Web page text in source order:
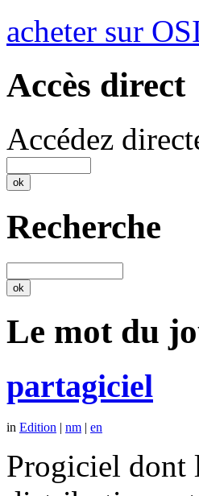
acheter sur
Accès direct
Accédez
Recherche
Le mot du
partagiciel
in Edition | nm | en
Progiciel dont